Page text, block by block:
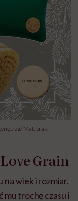
Mat. pras.
Grain
na wiek i rozmiar.
mu trochę czasu i